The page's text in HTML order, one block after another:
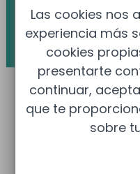
Protección
Las cookies nos
experiencia más
cookies
presentarte
continuar,
que te
sobre